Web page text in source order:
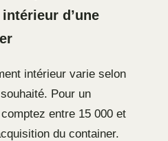
intérieur d’une
intérieur varie selon
Pour un
entre 15 000 et
du container.